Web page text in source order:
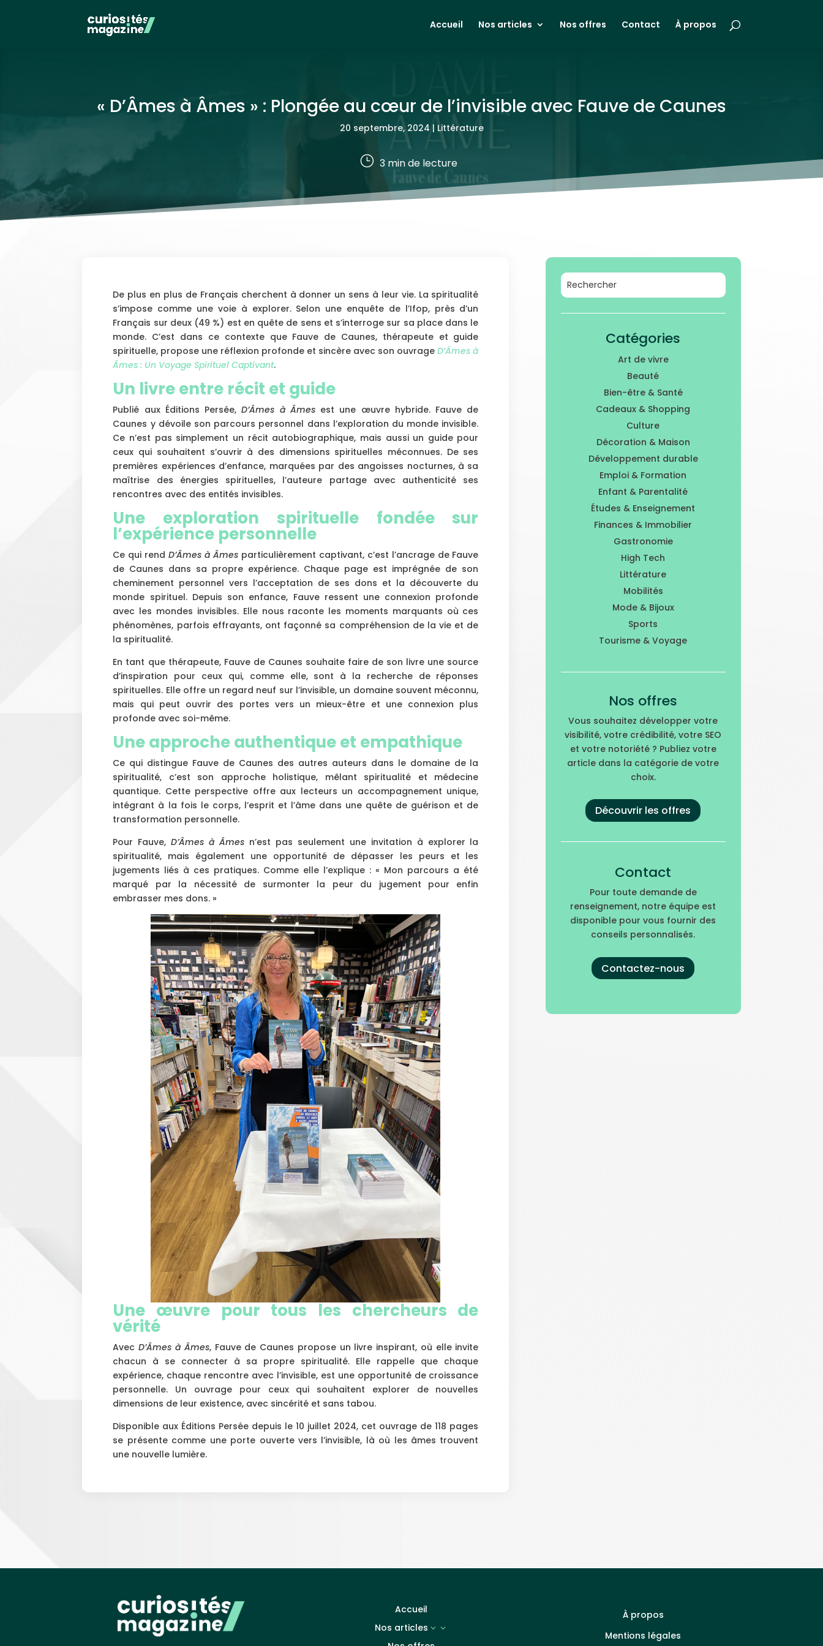
Accueil Nos articles Nos offres Contact À propos
« D’Âmes à Âmes » : Plongée au cœur de l’invisible avec Fauve de Caunes
20 septembre, 2024 | Littérature
} 3 min de lecture
De plus en plus de Français cherchent à donner un sens à leur vie. La spiritualité
s’impose comme une voie à explorer. Selon une enquête de l’Ifop, près d’un
Français sur deux (49 %) est en quête de sens et s’interroge sur sa place dans le
monde. C’est dans ce contexte que Fauve de Caunes, thérapeute et guide
spirituelle, propose une réflexion profonde et sincère avec son ouvrageD’Âmes à
Âmes : Un Voyage Spirituel Captivant.
Un livre entre récit et guide
Publié aux Éditions Persée,D’Âmes à Âmesest une œuvre hybride. Fauve de
Caunes y dévoile son parcours personnel dans l’exploration du monde invisible.
Ce n’est pas simplement un récit autobiographique, mais aussi un guide pour
ceux qui souhaitent s’ouvrir à des dimensions spirituelles méconnues. De ses
premières expériences d’enfance, marquées par des angoisses nocturnes, à sa
maîtrise des énergies spirituelles, l’auteure partage avec authenticité ses
rencontres avec des entités invisibles.
Une exploration spirituelle fondée sur
l’expérience personnelle
Ce qui rendD’Âmes à Âmes particulièrement captivant, c’est l’ancrage de Fauve
de Caunes dans sa propre expérience. Chaque page est imprégnée de son
cheminement personnel vers l’acceptation de ses dons et la découverte du
monde spirituel. Depuis son enfance, Fauve ressent une connexion profonde
avec les mondes invisibles. Elle nous raconte les moments marquants où ces
phénomènes, parfois effrayants, ont façonné sa compréhension de la vie et de
la spiritualité.
En tant que thérapeute, Fauve de Caunes souhaite faire de son livre une source
d’inspiration pour ceux qui, comme elle, sont à la recherche de réponses
spirituelles. Elle offre un regard neuf sur l’invisible, un domaine souvent méconnu,
mais qui peut ouvrir des portes vers un mieux-être et une connexion plus
profonde avec soi-même.
Une approche authentique et empathique
Ce qui distingue Fauve de Caunes des autres auteurs dans le domaine de la
spiritualité, c’est son approche holistique, mêlant spiritualité et médecine
quantique. Cette perspective offre aux lecteurs un accompagnement unique,
intégrant à la fois le corps, l’esprit et l’âme dans une quête de guérison et de
transformation personnelle.
Pour Fauve,D’Âmes à Âmes n’est pas seulement une invitation à explorer la
spiritualité, mais également une opportunité de dépasser les peurs et les
jugements liés à ces pratiques. Comme elle l’explique : « Mon parcours a été
marqué par la nécessité de surmonter la peur du jugement pour enfin
embrasser mes dons. »
Une œuvre pour tous les chercheurs de
vérité
AvecD’Âmes à Âmes, Fauve de Caunes propose un livre inspirant, où elle invite
chacun à se connecter à sa propre spiritualité. Elle rappelle que chaque
expérience, chaque rencontre avec l’invisible, est une opportunité de croissance
personnelle. Un ouvrage pour ceux qui souhaitent explorer de nouvelles
dimensions de leur existence, avec sincérité et sans tabou.
Disponible aux Éditions Persée depuis le 10 juillet 2024, cet ouvrage de 118 pages
se présente comme une porte ouverte vers l’invisible, là où les âmes trouvent
une nouvelle lumière.
Catégories
Art de vivre
Beauté
Bien-être & Santé
Cadeaux & Shopping
Culture
Décoration & Maison
Développement durable
Emploi & Formation
Enfant & Parentalité
Études & Enseignement
Finances & Immobilier
Gastronomie
High Tech
Littérature
Mobilités
Mode & Bijoux
Sports
Tourisme & Voyage
Nos offres
Vous souhaitez développer votre
visibilité, votre crédibilité, votre SEO
et votre notoriété ? Publiez votre
article dans la catégorie de votre
choix.
Découvrir les offres
Contact
Pour toute demande de
renseignement, notre équipe est
disponible pour vous fournir des
conseils personnalisés.
Contactez-nous
Accueil
Nos articles
3
À propos
Mentions légales